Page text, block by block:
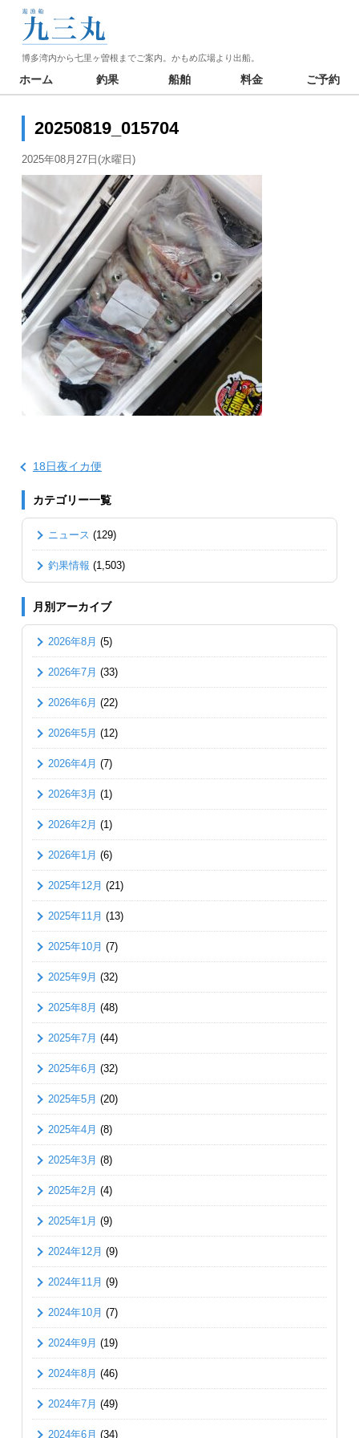
博多湾内から七里ヶ曽根までご案内。かもめ広場より出船。
ホーム 釣果 船舶 料金 ご予約
20250819_015704
2025年08月27日(水曜日)
18日夜イカ便
カテゴリー一覧
ニュース (129)
釣果情報 (1,503)
月別アーカイブ
2026年8月 (5)
2026年7月 (33)
2026年6月 (22)
2026年5月 (12)
2026年4月 (7)
2026年3月 (1)
2026年2月 (1)
2026年1月 (6)
2025年12月 (21)
2025年11月 (13)
2025年10月 (7)
2025年9月 (32)
2025年8月 (48)
2025年7月 (44)
2025年6月 (32)
2025年5月 (20)
2025年4月 (8)
2025年3月 (8)
2025年2月 (4)
2025年1月 (9)
2024年12月 (9)
2024年11月 (9)
2024年10月 (7)
2024年9月 (19)
2024年8月 (46)
2024年7月 (49)
2024年6月 (34)